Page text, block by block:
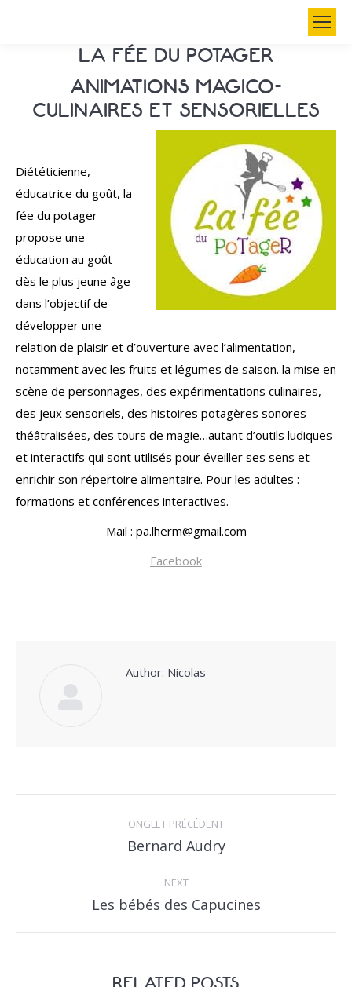
Search:
LA FÉE DU POTAGER
ANIMATIONS MAGICO-
CULINAIRES ET SENSORIELLES
Diététicienne,
éducatrice du goût, la
fée du potager
propose une
éducation au goût
dès le plus jeune âge
dans l’objectif de
développer une
relation de plaisir et d’ouverture avec l’alimentation,
notamment avec les fruits et légumes de saison. la mise en
scène de personnages, des expérimentations culinaires,
des jeux sensoriels, des histoires potagères sonores
théâtralisées, des tours de magie…autant d’outils ludiques
et interactifs qui sont utilisés pour éveiller ses sens et
enrichir son répertoire alimentaire. Pour les adultes :
formations et conférences interactives.
Mail : pa.lherm@gmail.com
Facebook
Author: Nicolas
NAVIGATIONONGLET PRÉCÉDENT
Previous
Bernard Audry
NEXT
Next
Les bébés des Capucines